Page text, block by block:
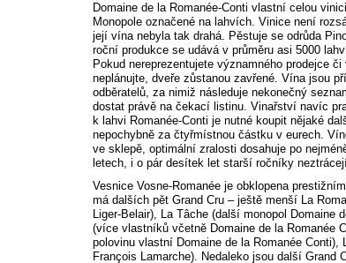
Domaine de la Romanée-Conti vlastní celou
Monopole označené na lahvích. Vinice není
její vína nebyla tak drahá. Pěstuje se odrůda
roční produkce se udává v průměru asi 5000
Pokud nereprezentujete významného prodejce
neplánujte, dveře zůstanou zavřené. Vína jsou
odběratelů, za nimiž následuje nekonečný
dostat právě na čekací listinu. Vinařství navíc
k lahvi Romanée-Conti je nutné koupit nějaké
nepochybně za čtyřmístnou částku v eurech.
ve sklepě, optimální zralosti dosahuje po
letech, i o pár desítek let starší ročníky
Vesnice Vosne-Romanée je obklopena
má dalších pět Grand Cru – ještě menší La
Liger-Belair), La Tâche (další monopol Domaine
(více vlastníků včetně Domaine de la Romanée
polovinu vlastní Domaine de la Romanée Conti),
François Lamarche). Nedaleko jsou další Grand